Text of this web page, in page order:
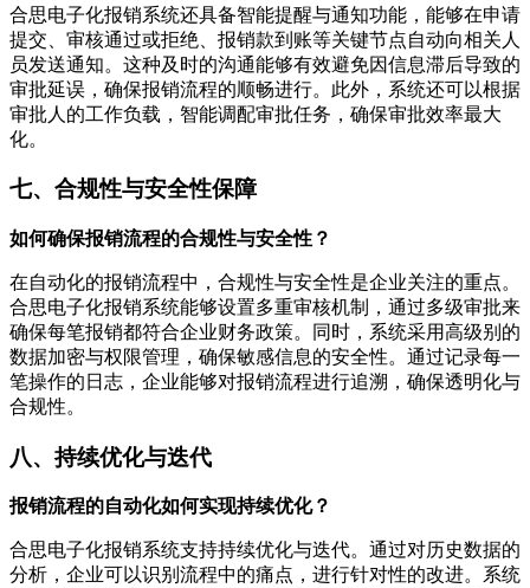
合思电子化报销系统还具备智能提醒与通知功能，能够在申请
提交、审核通过或拒绝、报销款到账等关键节点自动向相关人
员发送通知。这种及时的沟通能够有效避免因信息滞后导致的
审批延误，确保报销流程的顺畅进行。此外，系统还可以根据
审批人的工作负载，智能调配审批任务，确保审批效率最大
化。
七、合规性与安全性保障
如何确保报销流程的合规性与安全性？
在自动化的报销流程中，合规性与安全性是企业关注的重点。
合思电子化报销系统能够设置多重审核机制，通过多级审批来
确保每笔报销都符合企业财务政策。同时，系统采用高级别的
数据加密与权限管理，确保敏感信息的安全性。通过记录每一
笔操作的日志，企业能够对报销流程进行追溯，确保透明化与
合规性。
八、持续优化与迭代
报销流程的自动化如何实现持续优化？
合思电子化报销系统支持持续优化与迭代。通过对历史数据的
分析，企业可以识别流程中的痛点，进行针对性的改进。系统